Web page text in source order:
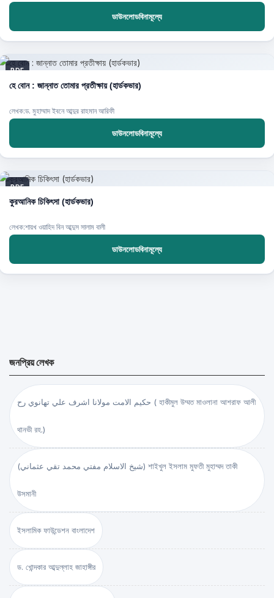
ডাউনলোডবিনামূল্যে
PDF
হে বোন : জান্নাত তোমার প্রতীক্ষায় (হার্ডকভার)
লেখক:ড. মুহাম্মাদ ইবনে আব্দুর রাহমান আরিফী
ডাউনলোডবিনামূল্যে
PDF
কুরআনিক চিকিৎসা (হার্ডকভার)
লেখক:শায়খ ওয়াহিদ বিন আব্দুস সালাম বালী
ডাউনলোডবিনামূল্যে
জনপ্রিয় লেখক
حكيم الامت مولانا اشرف علي تهانوي رح ( হাকীমুল উম্মত মাওলানা আশরাফ আলী
থানভী রহ.)
(شيخ الاسلام مفتي محمد تقي عثماني) শাইখুল ইসলাম মুফতী মুহাম্মদ তাকী
উসমানী
ইসলামিক ফাউন্ডেশন বাংলাদেশ
ড. খোন্দকার আব্দুল্লাহ জাহাঙ্গীর